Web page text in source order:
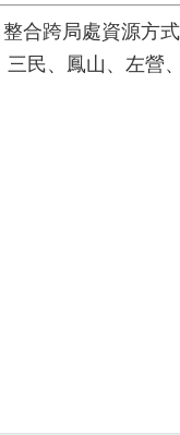
合跨局處資源方式
民、鳳山、左